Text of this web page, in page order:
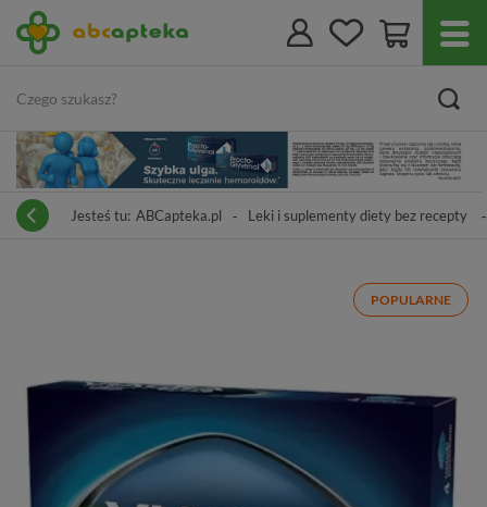
Jesteś tu: ABCapteka.pl Leki i suplementy diety bez recepty
POPULARNE